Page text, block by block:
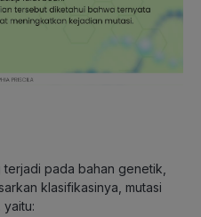
pada bahan genetik,
klasifikasinya, mutasi